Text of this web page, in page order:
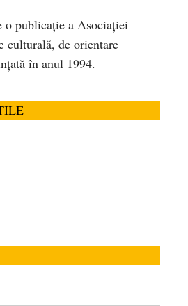
o publicaţie a Asociaţiei
culturală, de orientare
în anul 1994.